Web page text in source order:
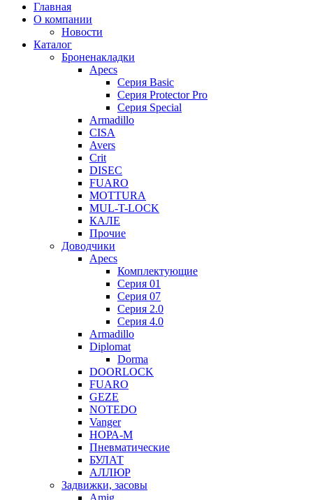
Главная
О компании
Новости
Каталог
Броненакладки
Apecs
Серия Basic
Серия Protector Pro
Серия Special
Armadillo
CISA
Avers
Crit
DISEC
FUARO
MOTTURA
MUL-T-LOCK
КАЛЕ
Прочие
Доводчики
Apecs
Комплектующие
Серия 01
Серия 07
Серия 2.0
Серия 4.0
Armadillo
Diplomat
Dorma
DOORLOCK
FUARO
GEZE
NOTEDO
Vanger
НОРА-М
Пневматические
БУЛАТ
АЛЛЮР
Задвижки, засовы
Amig